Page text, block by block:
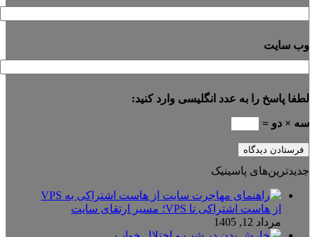
وب‌ سایت
لطفا پاسخ را به عدد انگلیسی وارد کنید:
سه × دو =
جدیدترین‌های پاسینیک
از هاست اشتراکی تا VPS؛ مسیر ارتقای سایت
مرداد 12, 1405